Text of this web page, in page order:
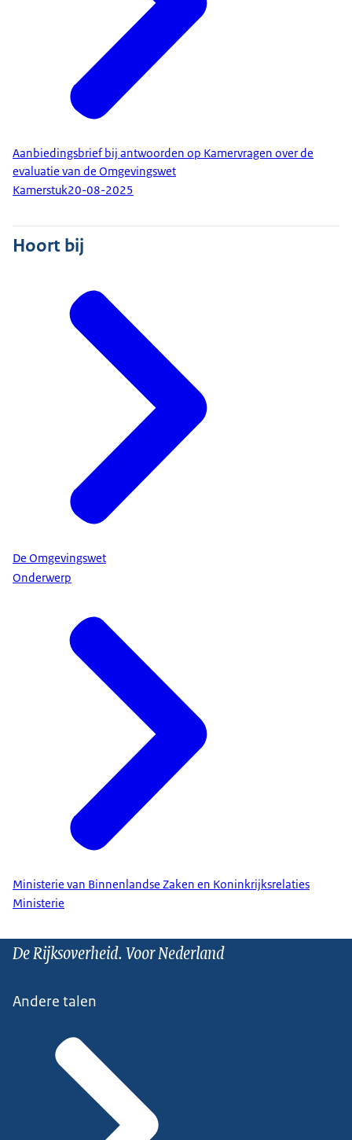
Aanbiedingsbrief bij antwoorden op Kamervragen over de
evaluatie van de Omgevingswet
Kamerstuk20-08-2025
Hoort bij
De Omgevingswet
Onderwerp
Ministerie van Binnenlandse Zaken en Koninkrijksrelaties
Ministerie
De Rijksoverheid. Voor Nederland
Andere talen